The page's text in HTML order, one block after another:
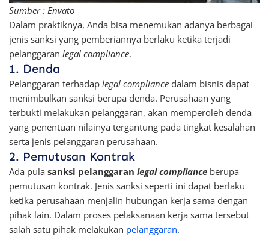
Sumber : Envato
Dalam praktiknya, Anda bisa menemukan adanya berbagai
jenis sanksi yang pemberiannya berlaku ketika terjadi
pelanggaran legal compliance.
1. Denda
Pelanggaran terhadap legal compliancedalam bisnis dapat
menimbulkan sanksi berupa denda. Perusahaan yang
terbukti melakukan pelanggaran, akan memperoleh denda
yang penentuan nilainya tergantung pada tingkat kesalahan
serta jenis pelanggaran perusahaan.
2. Pemutusan Kontrak
Ada pula sanksi pelanggaran legal complianceberupa
pemutusan kontrak. Jenis sanksi seperti ini dapat berlaku
ketika perusahaan menjalin hubungan kerja sama dengan
pihak lain. Dalam proses pelaksanaan kerja sama tersebut
salah satu pihak melakukan pelanggaran.